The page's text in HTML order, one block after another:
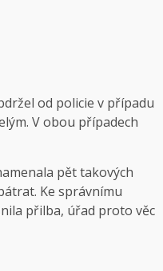
od policie v případu
V obou případech
pět takových
Ke správnímu
přilba, úřad proto věc